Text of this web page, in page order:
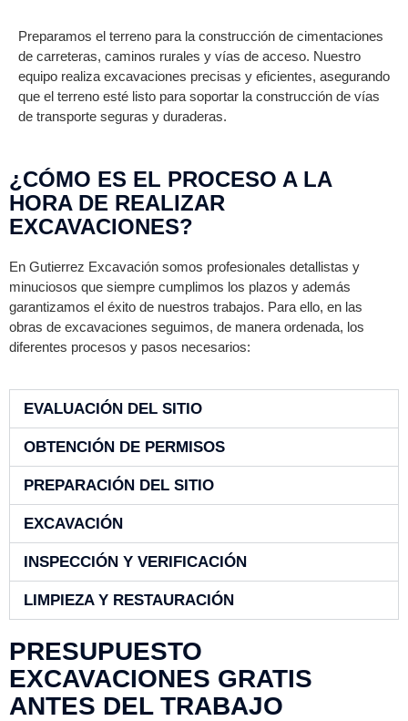
Preparamos el terreno para la construcción de cimentaciones
de carreteras, caminos rurales y vías de acceso. Nuestro
equipo realiza excavaciones precisas y eficientes, asegurando
que el terreno esté listo para soportar la construcción de vías
de transporte seguras y duraderas.
¿CÓMO ES EL PROCESO A LA
HORA DE REALIZAR
EXCAVACIONES?
En Gutierrez Excavación somos profesionales detallistas y
minuciosos que siempre cumplimos los plazos y además
garantizamos el éxito de nuestros trabajos. Para ello, en las
obras de excavaciones seguimos, de manera ordenada, los
diferentes procesos y pasos necesarios:
EVALUACIÓN DEL SITIO
OBTENCIÓN DE PERMISOS
PREPARACIÓN DEL SITIO
EXCAVACIÓN
INSPECCIÓN Y VERIFICACIÓN
LIMPIEZA Y RESTAURACIÓN
PRESUPUESTO
EXCAVACIONES GRATIS
ANTES DEL TRABAJO